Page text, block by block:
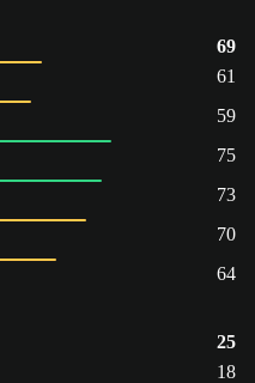
69
61
59
75
73
70
64
25
18